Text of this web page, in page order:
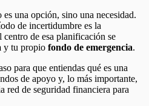
una opción, sino una necesidad.
de incertidumbre es la
de esa planificación se
y tu propio fondo de emergencia.
para que entiendas qué es una
de apoyo y, lo más importante,
red de seguridad financiera para